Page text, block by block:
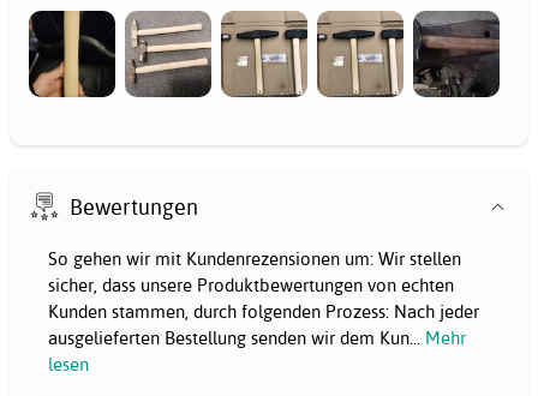
Bewertungen
So gehen wir mit Kundenrezensionen um: Wir stellen
sicher, dass unsere Produktbewertungen von echten
Kunden stammen, durch folgenden Prozess: Nach jeder
ausgelieferten Bestellung senden wir dem Kun... Mehr
lesen